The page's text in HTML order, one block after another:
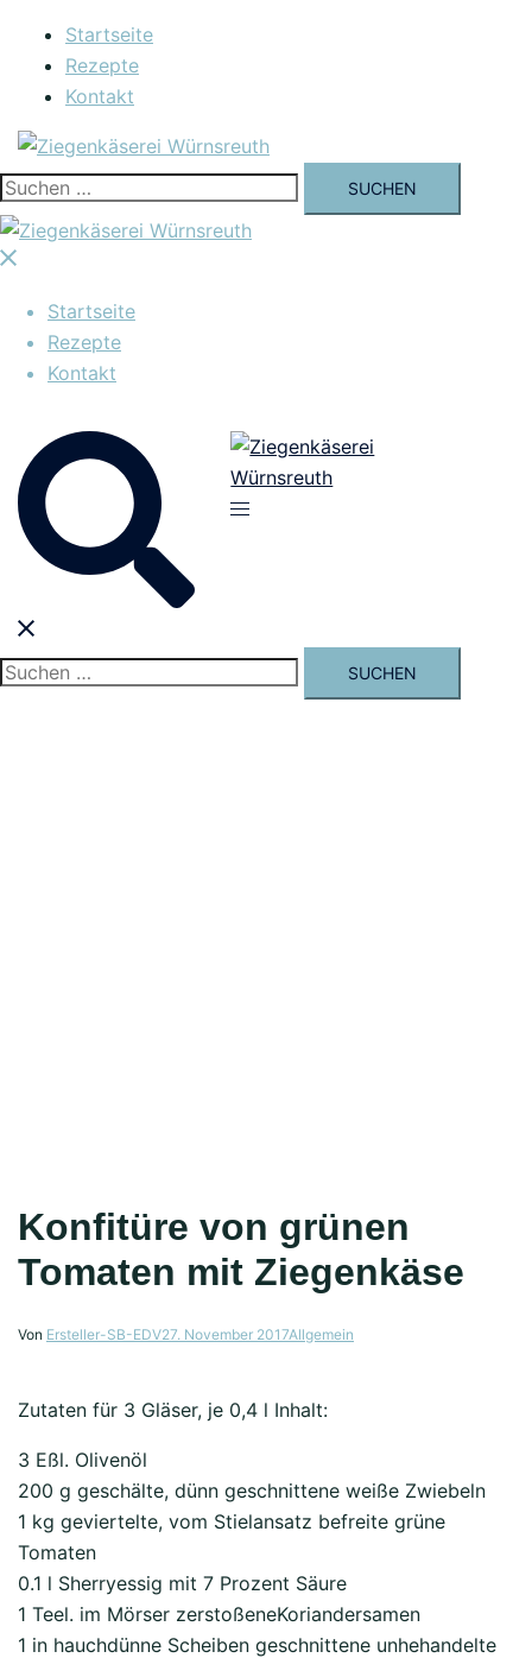
Inhalt
springen
Startseite
Rezepte
Kontakt
Suchen
nach:
Menü
Startseite
Rezepte
Kontakt
Suche
Menü
Suchen
Konfitüre von grünen
Tomaten mit Ziegenkäse
Von Ersteller-SB-EDV27. November 2017Allgemein
Zutaten für 3 Gläser, je 0,4 l Inhalt:
3 Eßl. Olivenöl
200 g geschälte, dünn geschnittene weiße Zwiebeln
1 kg geviertelte, vom Stielansatz befreite grüne
Tomaten
0.1 l Sherryessig mit 7 Prozent Säure
1 Teel. im Mörser zerstoßeneKoriandersamen
1 in hauchdünne Scheiben geschnittene unhehandelte